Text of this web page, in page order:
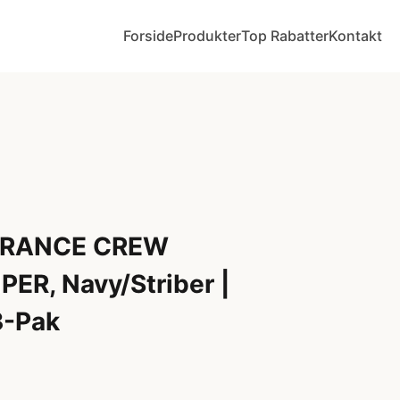
ForsideProdukterTop RabatterKontakt
CREW
Navy/Striber |
Pak